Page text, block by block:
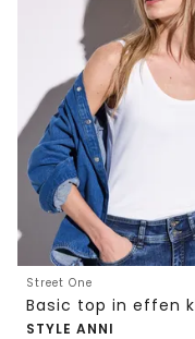
Street One
Basic top in effen
STYLE ANNI